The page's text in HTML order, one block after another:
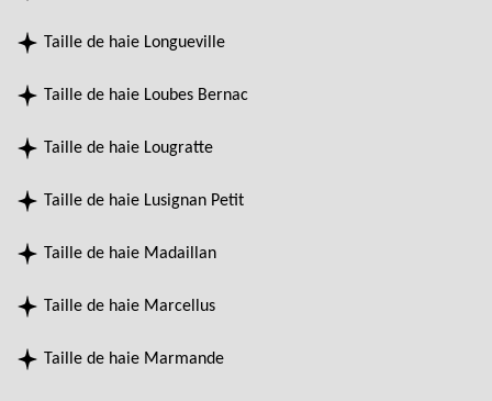
Taille de haie Longueville
Taille de haie Loubes Bernac
Taille de haie Lougratte
Taille de haie Lusignan Petit
Taille de haie Madaillan
Taille de haie Marcellus
Taille de haie Marmande